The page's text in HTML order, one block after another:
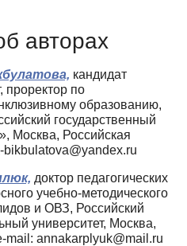
авторах
кандидат
проректор по
образованию,
государственный
Москва, Российская
доктор педагогических
учебно-методического
и ОВЗ, Российский
университет, Москва,
mail: annakarplyuk@mail.ru